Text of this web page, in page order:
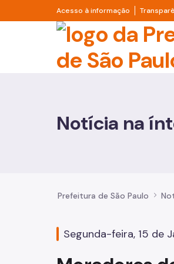
Pular para o Conteúdo principal
Acesso à informação Divisor
Prefeitura
Casa e
Educação
Notícia na
Prefeitura de São Paulo
Segunda-feira, 15 de